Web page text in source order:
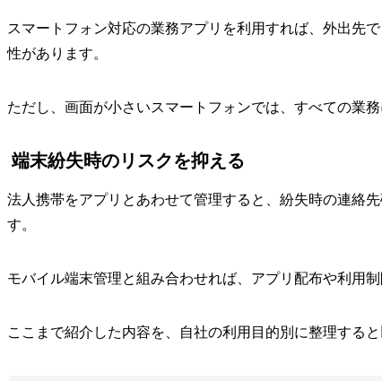
スマートフォン対応の業務アプリを利用すれば、外出先
性があります。
ただし、画面が小さいスマートフォンでは、すべての業
端末紛失時のリスクを抑える
法人携帯をアプリとあわせて管理すると、紛失時の連絡
す。
モバイル端末管理と組み合わせれば、アプリ配布や利用
ここまで紹介した内容を、自社の利用目的別に整理する